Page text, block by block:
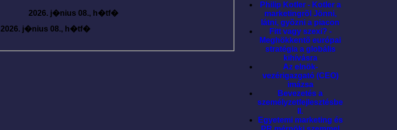
2026. j�nius 08., h�tf�
2026. j�nius 08., h�tf�
Philip Kotler - Kotler a
marketingrõl Jönni,
látni, gyõzni a piacon
Fitt vagy szexi? -
Meghökkentõ európai
stratégia a globális
kihívásra
Az elnök-
vezérigazgató (CEO)
imázsa
Bevezetés a
személyzetfejlesztésbe
II.
Egyetemi marketing és